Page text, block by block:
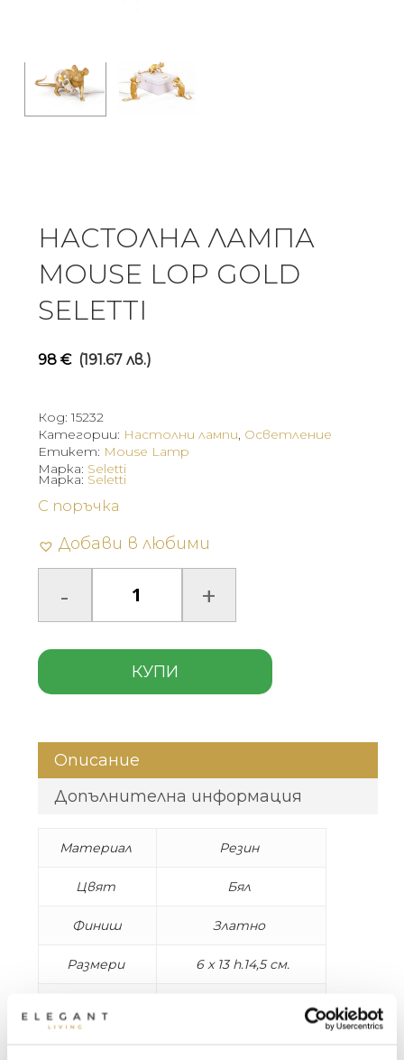
НАСТОЛНА ЛАМПА
MOUSE LOP GOLD
SELETTI
98 € (191.67 лв.)
Код:15232
Категории: Настолни лампи, Осветление
Етикет: Mouse Lamp
Марка: Seletti
С поръчка
Добави в любими
КУПИ
Марка: Seletti
Описание
Допълнителна информация
Материал Резин
Цвят Бял
Финиш Златно
Размери 6 x 13 h.14,5 см.